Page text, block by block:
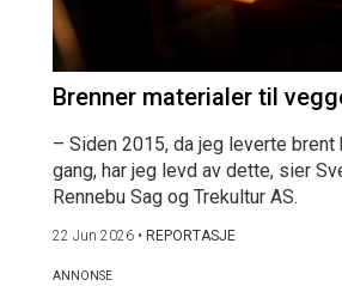
Brenner materialer til
– Siden 2015, da jeg leverte
gang, har jeg levd av dette, sier
Rennebu Sag og Trekultur AS.
22 Jun 2026 • REPORTASJE